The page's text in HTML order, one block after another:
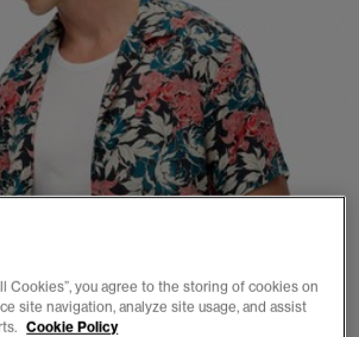
Cookies”, you agree to the storing of cookies on
site navigation, analyze site usage, and assist
Cookie Policy